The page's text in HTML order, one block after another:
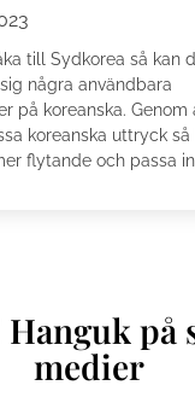
till Sydkorea så kan
några användbara
på koreanska. Genom
koreanska uttryck
flytande och passa
Hanguk på
medier